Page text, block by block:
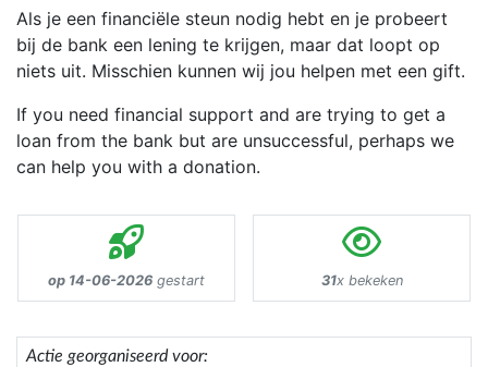
Als je een financiële steun nodig hebt en je probeert
bij de bank een lening te krijgen, maar dat loopt op
niets uit. Misschien kunnen wij jou helpen met een gift.
If you need financial support and are trying to get a
loan from the bank but are unsuccessful, perhaps we
can help you with a donation.
op 14-06-2026 gestart 31x bekeken
Actie georganiseerd voor: